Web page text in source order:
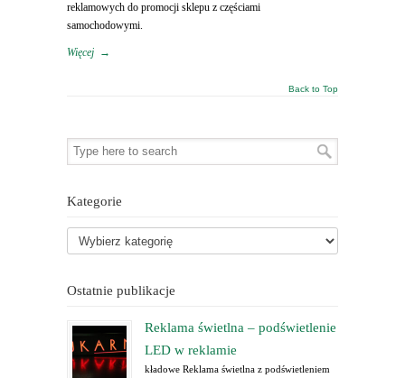
reklamowych do promocji sklepu z częściami
samochodowymi.
Więcej →
Back to Top
Kategorie
Ostatnie publikacje
Reklama świetlna – podświetlenie
LED w reklamie
kładowe Reklama świetlna z podświetleniem